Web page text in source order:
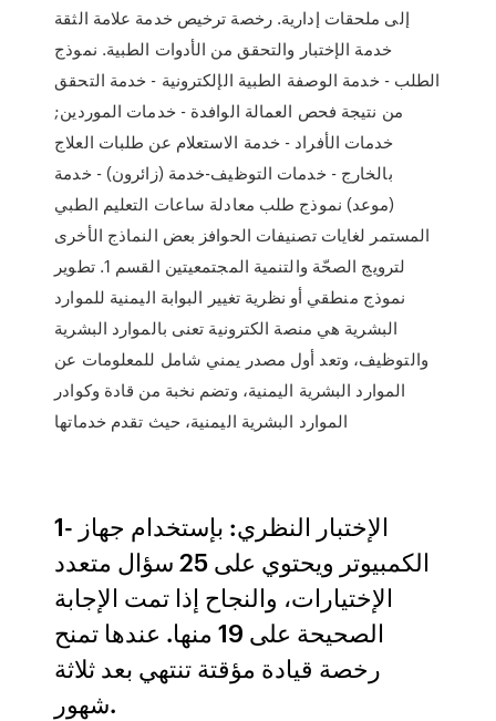
إلى ملحقات إدارية. رخصة ترخيص خدمة علامة الثقة
خدمة الإختبار والتحقق من الأدوات الطبية. نموذج
الطلب - خدمة الوصفة الطبية الإلكترونية - خدمة التحقق
من نتيجة فحص العمالة الوافدة - خدمات الموردين;
خدمات الأفراد - خدمة الاستعلام عن طلبات العلاج
بالخارج - خدمات التوظيف-خدمة (زائرون) - خدمة
(موعد) نموذج طلب معادلة ساعات التعليم الطبي
المستمر لغايات تصنيفات الحوافز بعض النماذج الأخرى
لترويج الصحّة والتنمية المجتمعيتين القسم 1. تطوير
نموذج منطقي أو نظرية تغيير البوابة اليمنية للموارد
البشرية هي منصة الكترونية تعنى بالموارد البشرية
والتوظيف، وتعد أول مصدر يمني شامل للمعلومات عن
الموارد البشرية اليمنية، وتضم نخبة من قادة وكوادر
الموارد البشرية اليمنية، حيث تقدم خدماتها
1- الإختبار النظري: بإستخدام جهاز
الكمبيوتر ويحتوي على 25 سؤال متعدد
الإختيارات، والنجاح إذا تمت الإجابة
الصحيحة على 19 منها. عندها تمنح
رخصة قيادة مؤقتة تنتهي بعد ثلاثة
شهور.